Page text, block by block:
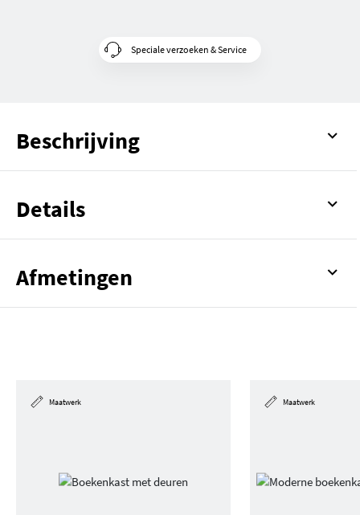
Speciale verzoeken & Service
Beschrijving
Details
Afmetingen
Maatwerk Maatwerk